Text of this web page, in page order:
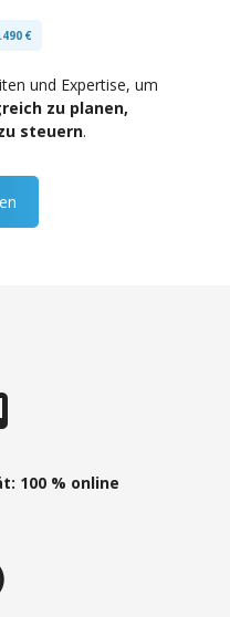
€
und Expertise, um
zu planen,
steuern.
100 % online